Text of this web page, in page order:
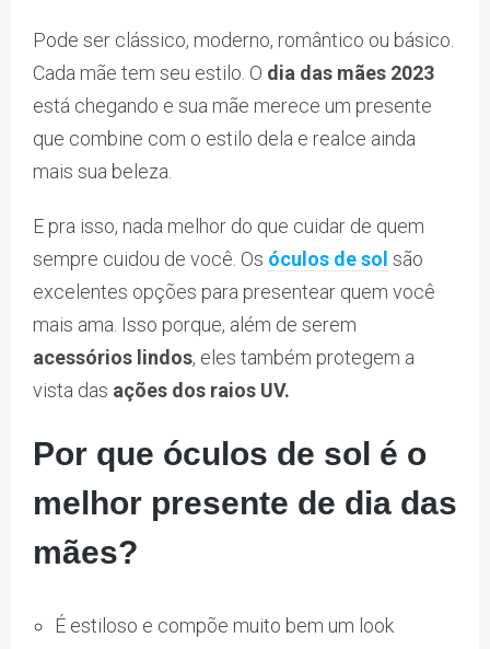
Pode ser clássico, moderno, romântico ou básico.
Cada mãe tem seu estilo. O dia das mães 2023
está chegando e sua mãe merece um presente
que combine com o estilo dela e realce ainda
mais sua beleza.
E pra isso, nada melhor do que cuidar de quem
sempre cuidou de você. Os óculos de sol são
excelentes opções para presentear quem você
mais ama. Isso porque, além de serem
acessórios lindos, eles também protegem a
vista das ações dos raios UV.
Por que óculos de sol é o
melhor presente de dia das
mães?
É estiloso e compõe muito bem um look